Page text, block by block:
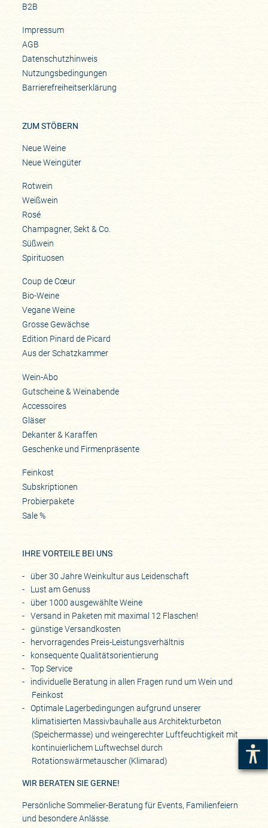
B2B
Impressum
AGB
Datenschutzhinweis
Nutzungsbedingungen
Barrierefreiheitserklärung
ZUM STÖBERN
Neue Weine
Neue Weingüter
Rotwein
Weißwein
Rosé
Champagner, Sekt & Co.
Süßwein
Spirituosen
Coup de Cœur
Bio-Weine
Vegane Weine
Grosse Gewächse
Edition Pinard de Picard
Aus der Schatzkammer
Wein-Abo
Gutscheine & Weinabende
Accessoires
Gläser
Dekanter & Karaffen
Geschenke und Firmenpräsente
Feinkost
Subskriptionen
Probierpakete
Sale %
IHRE VORTEILE BEI UNS
über 30 Jahre Weinkultur aus Leidenschaft
Lust am Genuss
über 1000 ausgewählte Weine
Versand in Paketen mit maximal 12 Flaschen!
günstige Versandkosten
hervorragendes Preis-Leistungsverhältnis
konsequente Qualitätsorientierung
Top Service
individuelle Beratung in allen Fragen rund um Wein und
Feinkost
Optimale Lagerbedingungen aufgrund unserer
klimatisierten Massivbauhalle aus Architekturbeton
(Speichermasse) und weingerechter Luftfeuchtigkeit mit
kontinuierlichem Luftwechsel durch
Rotationswärmetauscher (Klimarad)
WIR BERATEN SIE GERNE!
Persönliche Sommelier-Beratung für Events, Familienfeiern
und besondere Anlässe.